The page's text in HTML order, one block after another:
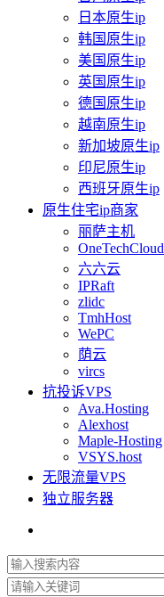
日本原生ip
韩国原生ip
美国原生ip
英国原生ip
德国原生ip
越南原生ip
新加坡原生ip
印尼原生ip
西班牙原生ip
原生住宅ip商家
丽萨主机
OneTechCloud
六六云
IPRaft
zlidc
TmhHost
WePC
荫云
vircs
抗投诉VPS
Ava.Hosting
Alexhost
Maple-Hosting
VSYS.host
无限流量VPS
独立服务器